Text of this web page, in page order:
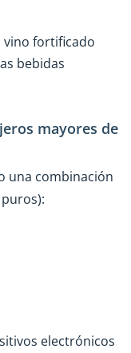
vino fortificado
bebidas
mayores de
una combinación
electrónicos